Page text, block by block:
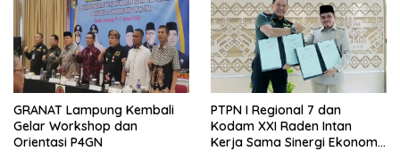
GRANAT Lampung Kembali
Gelar Workshop dan
Orientasi P4GN
PTPN I Regional 7 dan
Kodam XXI Raden Intan
Kerja Sama Sinergi Ekonomi